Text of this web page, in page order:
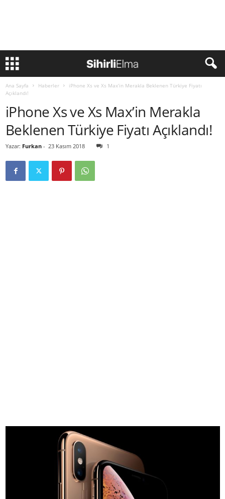
Ana Sayfa Haberler
iPhone Xs ve Xs Max’in Merakla Beklenen Türkiye Fiyatı
Açıklandı!
iPhone Xs ve Xs Max’in Merakla
Beklenen Türkiye Fiyatı Açıklandı!
Yazar: Furkan - 23 Kasım 2018 1